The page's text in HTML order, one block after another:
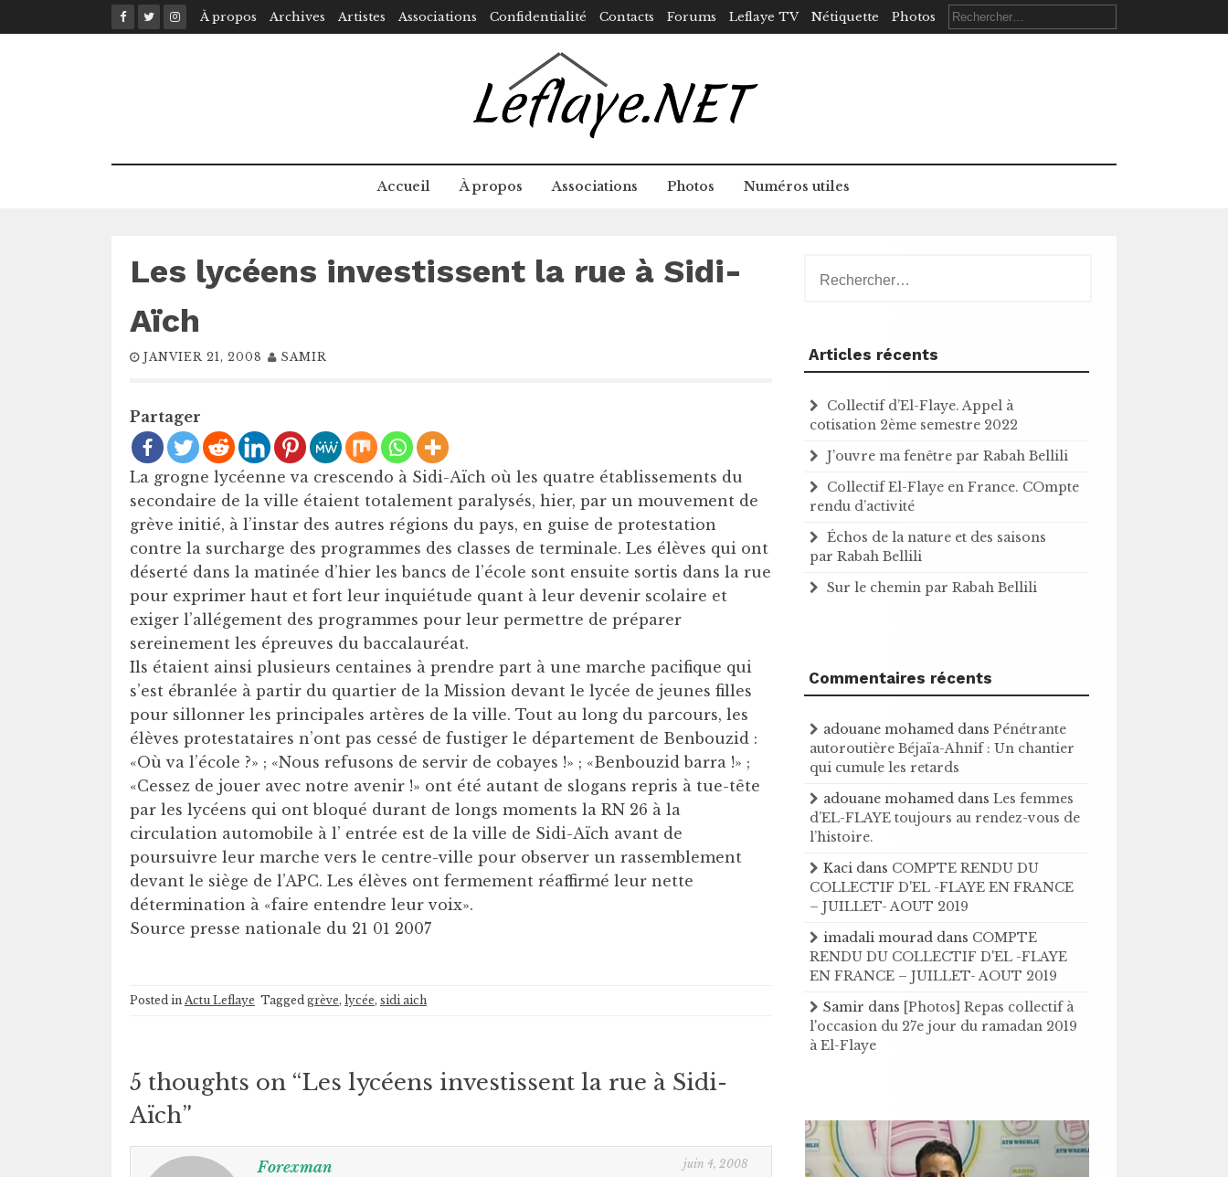
to
À propos Archives Artistes Associations Confidentialité Contacts Forums Leflaye TV Nétiquette Photos Rechercher :
Accueil À propos Associations Photos Numéros utiles
Les lycéens investissent la rue à Sidi-
Aïch
JANVIER 21, 2008 SAMIR
Partager
La grogne lycéenne va crescendo à Sidi-Aïch où les quatre établissements du
secondaire de la ville étaient totalement paralysés, hier, par un mouvement de
grève initié, à l’instar des autres régions du pays, en guise de protestation
contre la surcharge des programmes des classes de terminale. Les élèves qui ont
déserté dans la matinée d’hier les bancs de l’école sont ensuite sortis dans la rue
pour exprimer haut et fort leur inquiétude quant à leur devenir scolaire et
exiger l’allégement des programmes pour leur permettre de préparer
sereinement les épreuves du baccalauréat.
Ils étaient ainsi plusieurs centaines à prendre part à une marche pacifique qui
s’est ébranlée à partir du quartier de la Mission devant le lycée de jeunes filles
pour sillonner les principales artères de la ville. Tout au long du parcours, les
élèves protestataires n’ont pas cessé de fustiger le département de Benbouzid :
«Où va l’école ?» ; «Nous refusons de servir de cobayes !» ; «Benbouzid barra !» ;
«Cessez de jouer avec notre avenir !» ont été autant de slogans repris à tue-tête
par les lycéens qui ont bloqué durant de longs moments la RN 26 à la
circulation automobile à l’ entrée est de la ville de Sidi-Aïch avant de
poursuivre leur marche vers le centre-ville pour observer un rassemblement
devant le siège de l’APC. Les élèves ont fermement réaffirmé leur nette
détermination à «faire entendre leur voix».
Source presse nationale du 21 01 2007
Posted in Actu Leflaye Tagged grève, lycée, sidi aich
5 thoughts on “Les lycéens investissent la rue à Sidi-
Aïch”
Forexman juin 4, 2008
Articles récents
Collectif d’El-Flaye. Appel à
cotisation 2ème semestre 2022
J’ouvre ma fenêtre par Rabah Bellili
Collectif El-Flaye en France. COmpte
rendu d’activité
Échos de la nature et des saisons
par Rabah Bellili
Sur le chemin par Rabah Bellili
Commentaires récents
adouane mohamed dansPénétrante
autoroutière Béjaïa-Ahnif : Un chantier
qui cumule les retards
adouane mohamed dansLes femmes
d’EL-FLAYE toujours au rendez-vous de
l’histoire .
Kaci dans COMPTE RENDU DU
COLLECTIF D'EL -FLAYE EN FRANCE
– JUILLET- AOUT 2019
imadali mourad dans COMPTE
RENDU DU COLLECTIF D'EL -FLAYE
EN FRANCE – JUILLET- AOUT 2019
Samir dans [Photos] Repas collectif à
l'occasion du 27e jour du ramadan 2019
à El-Flaye